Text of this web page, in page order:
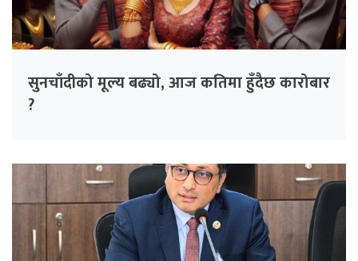
सुनचाँदीको मूल्य बढ्यो, आज कतिमा हुँदैछ कारोबार
?